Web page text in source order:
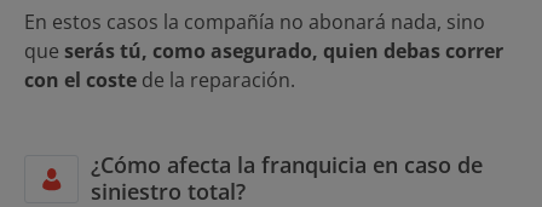
En estos casos la compañía no abonará nada, sino
que serás tú, como asegurado, quien debas correr
con el coste de la reparación.
¿Cómo afecta la franquicia en caso de
siniestro total?